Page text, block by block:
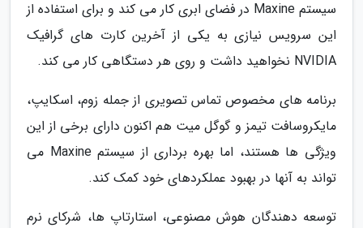
سیستم Maxine در فضای ابری کار می کند و برای استفاده از
این سرویس نیازی به یکی از آخرین کارت های گرافیک
NVIDIA نخواهید داشت و روی هر دستگاهی کار می کند.
برنامه های مخصوص تماس تصویری از جمله زوم، اسکایپ،
مایکروسافت تیمز و گوگل میت هم اکنون دارای برخی از این
ویژگی ها هستند، اما بهره برداری از سیستم Maxine می
تواند به آنها در بهبود عملکردهای خود کمک کند.
توسعه دهندگان هوش مصنوعی، استارتاپ ها، شرکای نرم